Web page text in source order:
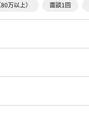
万以上） 面談1回